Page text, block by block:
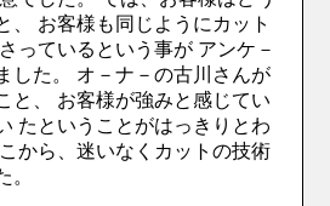
、 お客様も同じようにカット
っているという事が アンケ－
した。
オ－ナ－の古川さんが
と、 お客様が強みと感じてい
たということがはっきりとわ
から、迷いなくカットの技術
。